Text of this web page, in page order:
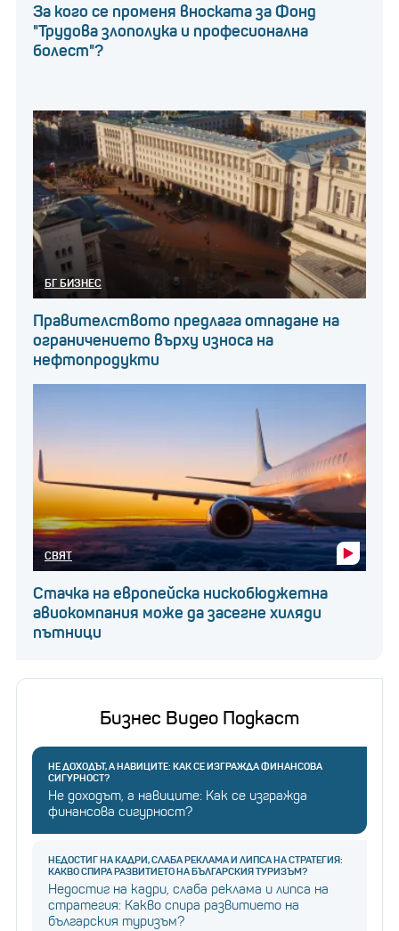
За кого се променя вноската за Фонд
"Трудова злополука и професионална
болест"?
БГ БИЗНЕС
Правителството предлага отпадане на
ограничението върху износа на
нефтопродукти
СВЯТ
Стачка на европейска нискобюджетна
авиокомпания може да засегне хиляди
пътници
Бизнес Видео Подкаст
НЕ ДОХОДЪТ, А НАВИЦИТЕ: КАК СЕ ИЗГРАЖДА ФИНАНСОВА
СИГУРНОСТ?
Не доходът, а навиците: Как се изгражда
финансова сигурност?
НЕДОСТИГ НА КАДРИ, СЛАБА РЕКЛАМА И ЛИПСА НА СТРАТЕГИЯ:
КАКВО СПИРА РАЗВИТИЕТО НА БЪЛГАРСКИЯ ТУРИЗЪМ?
Недостиг на кадри, слаба реклама и липса на
стратегия: Какво спира развитието на
българския туризъм?